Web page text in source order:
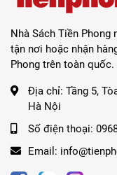
Nhà Sách Tiền Phong
tận nơi hoặc nhận
Phong trên toàn quốc.
Địa chỉ: Tầng 5,
Hà Nội
Số điện thoại:
Email: